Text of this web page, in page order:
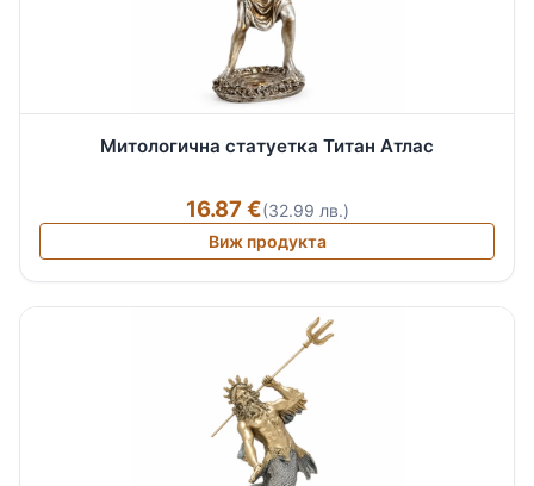
Митологична статуетка Титан Атлас
16.87 €(32.99 лв.)
Виж продукта